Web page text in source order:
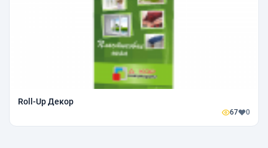
Roll-Up Декор
67 0